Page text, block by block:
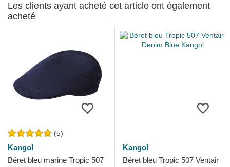
Les clients ayant acheté cet article ont également
acheté
(5)
Kangol
Béret bleu marine Tropic 507
Kangol
Béret bleu Tropic 507 Ventair